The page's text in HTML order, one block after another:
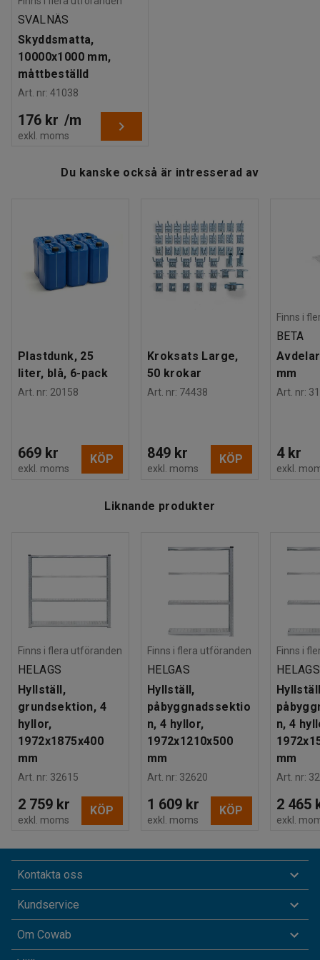
SVALNÄS
Skyddsmatta,
10000x1000 mm,
måttbeställd
Art. nr: 41038
176 kr /m
exkl. moms
Du kanske också är intresserad av
Plastdunk, 25
liter, blå, 6-pack
Art. nr: 20158
669 kr
exkl. moms
KÖP
Kroksats Large,
50 krokar
Art. nr: 74438
849 kr
exkl. moms
KÖP
Finns i
BETA
mm
Art. nr:
4 kr
exkl.
Liknande produkter
Finns i flera utföranden
HELAGS
Hyllställ,
grundsektion, 4
hyllor,
1972x1875x400
mm
Art. nr: 32615
2 759 kr
exkl. moms
KÖP
Finns i flera utföranden
HELGAS
Hyllställ,
påbyggnadssektio
n, 4 hyllor,
1972x1210x500
mm
Art. nr: 32620
1 609 kr
exkl. moms
KÖP
Finns i
HELAGS
n, 4
mm
Art. nr:
2 465
exkl.
Kontakta oss
Kundservice
Om Cowab